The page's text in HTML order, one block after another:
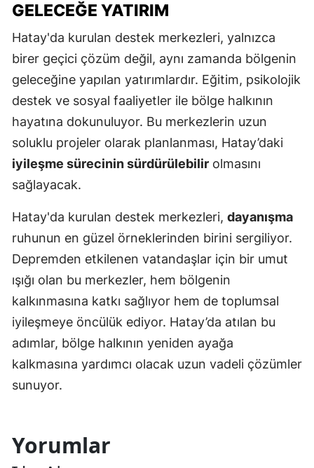
GELECEĞE YATIRIM
Hatay'da kurulan destek merkezleri, yalnızca
birer geçici çözüm değil, aynı zamanda bölgenin
geleceğine yapılan yatırımlardır. Eğitim, psikolojik
destek ve sosyal faaliyetler ile bölge halkının
hayatına dokunuluyor. Bu merkezlerin uzun
soluklu projeler olarak planlanması, Hatay’daki
iyileşme sürecinin sürdürülebilir olmasını
sağlayacak.
Hatay'da kurulan destek merkezleri, dayanışma
ruhunun en güzel örneklerinden birini sergiliyor.
Depremden etkilenen vatandaşlar için bir umut
ışığı olan bu merkezler, hem bölgenin
kalkınmasına katkı sağlıyor hem de toplumsal
iyileşmeye öncülük ediyor. Hatay’da atılan bu
adımlar, bölge halkının yeniden ayağa
kalkmasına yardımcı olacak uzun vadeli çözümler
sunuyor.
Yorumlar